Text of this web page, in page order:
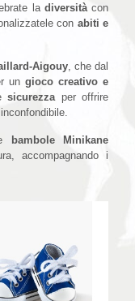
la diversitàcon
con abiti e
Aigouy, che dal
ungioco creativo e
sicurezzaper offrire
bambole Minikane
accompagnando i